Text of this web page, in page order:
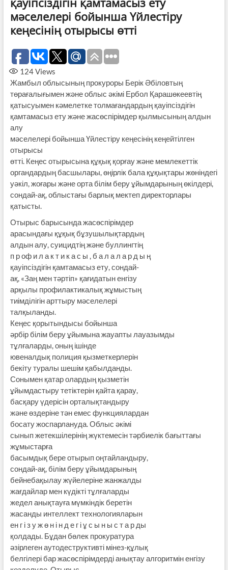
мәселелері бойынша Үйлестіру
кеңесінің отырысы өтті
124Views
Жамбыл облысының прокуроры Берік Әбіловтың
төрағалығымен және облыс әкімі Ербол Қарашөкеевтің
қатысуымен кәмелетке толмағандардың қауіпсіздігін
қамтамасыз ету және жасөспірімдер қылмысының алдын
алу
мәселелері бойынша Үйлестіру кеңесінің кеңейтілген
отырысы
өтті. Кеңес отырысына құқық қорғау және мемлекеттік
органдардың басшылары, өңірлік бала құқықтары жөніндегі
уәкіл, жоғары және орта білім беру ұйымдарының өкілдері,
сондай-ақ, облыстағы барлық мектеп директорлары
қатысты.
Отырыс барысында жасөспірімдер
арасындағы құқық бұзушылықтардың
алдын алу, суицидтің және буллингтің
п р оф и л а к т и к а с ы , б а л а л а р д ы ң
қауіпсіздігін қамтамасыз ету, сондай-
ақ, «Заң мен тәртіп» қағидатын енгізу
арқылы профилактикалық жұмыстың
тиімділігін арттыру мәселелері
талқыланды.
Кеңес қорытындысы бойынша
әрбір білім беру ұйымына жауапты лауазымды
тұлғаларды, оның ішінде
ювеналдық полиция қызметкерлерін
бекіту туралы шешім қабылданды.
Сонымен қатар олардың қызметін
ұйымдастыру тетіктерін қайта қарау,
басқару үдерісін орталықтандыру
және өздеріне тән емес функциялардан
босату жоспарлануда. Облыс әкімі
сынып жетекшілерінің жүктемесін тәрбиелік бағыттағы
жұмыстарға
басымдық бере отырып оңтайландыру,
сондай-ақ, білім беру ұйымдарының
бейнебақылау жүйелеріне жанжалды
жағдайлар мен күдікті тұлғаларды
жедел анықтауға мүмкіндік беретін
жасанды интеллект технологияларын
ен г і з у ж ө н і н д е г і ұ с ы н ы с т а р ды
қолдады. Бұдан бөлек прокуратура
әзірлеген аутодеструктивті мінез-құлық
белгілері бар жасөспірімдерді анықтау алгоритмін енгізу